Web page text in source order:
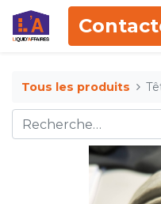
Tous les produits